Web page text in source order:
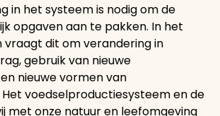
in het systeem is nodig om de
opgaven aan te pakken. In het
vraagt dit om verandering in
gebruik van nieuwe
nieuwe vormen van
voedselproductiesysteem en de
met onze natuur en leefomgeving